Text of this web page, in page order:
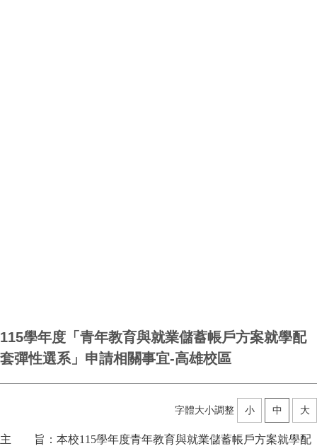
115學年度「青年教育與就業儲蓄帳戶方案就學配
套彈性選系」申請相關事宜-高雄校區
字體大小調整 小 中 大
主 旨：本校115學年度青年教育與就業儲蓄帳戶方案就學配